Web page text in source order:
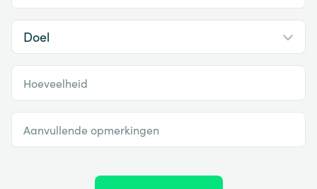
Hoeveelheid
Aanvullende opmerkingen